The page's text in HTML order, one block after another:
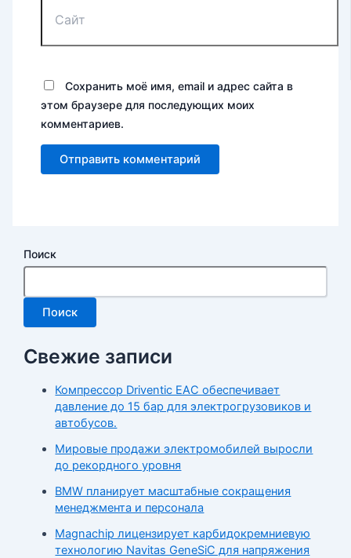
Сохранить моё имя, email и адрес сайта в
этом браузере для последующих моих
комментариев.
Поиск
Поиск
Свежие записи
Компрессор Driventic EAC обеспечивает
давление до 15 бар для электрогрузовиков и
автобусов.
Мировые продажи электромобилей выросли
до рекордного уровня
BMW планирует масштабные сокращения
менеджмента и персонала
Magnachip лицензирует карбидокремниевую
технологию Navitas GeneSiC для напряжения